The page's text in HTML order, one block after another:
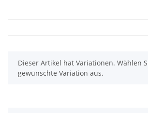
x
Dieser Artikel hat Variationen. Wählen
gewünschte Variation aus.